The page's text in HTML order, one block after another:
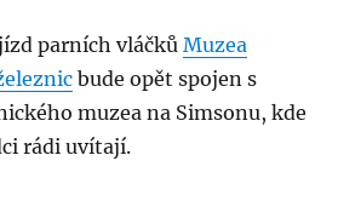
parních vláčkůMuzea
bude opět spojen s
muzea na Simsonu, kde
rádi uvítají.